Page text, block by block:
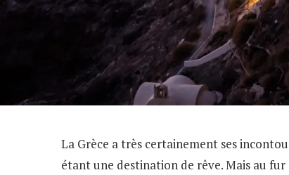
La Grèce a très certainement ses
étant une destination de rêve. Mais au